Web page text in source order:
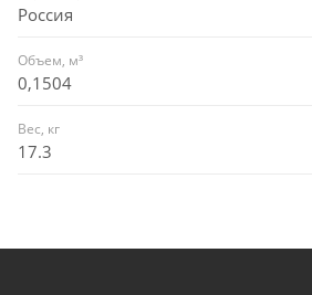
Россия
Объем, м³
0,1504
Вес, кг
17.3